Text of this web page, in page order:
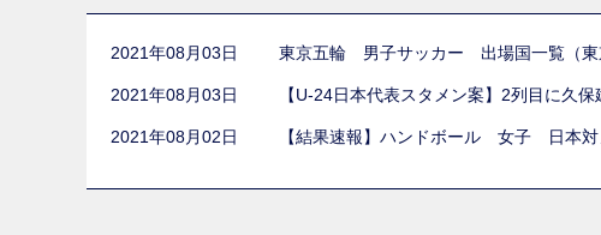
2021年08月03日 東京五輪 男子サッカー 出場国一覧（東
2021年08月03日 【U-24日本代表スタメン案】2列目に久
2021年08月02日 【結果速報】ハンドボール 女子 日本対